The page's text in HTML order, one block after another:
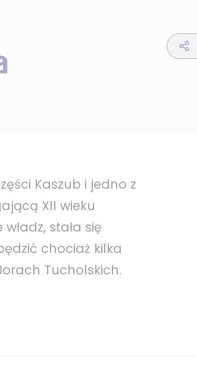
Kaszub i jedno z
XII wieku
stała się
chociaż kilka
Tucholskich.